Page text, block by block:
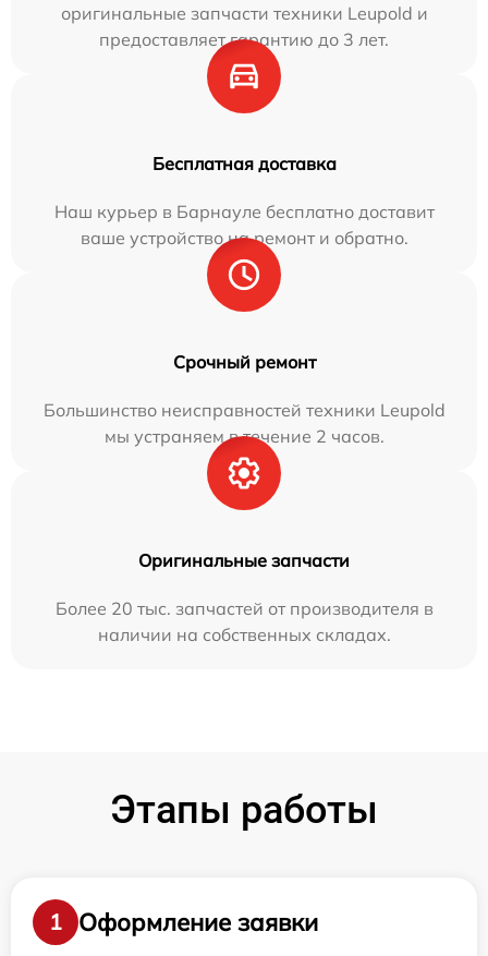
оригинальные запчасти техники Leupold и
предоставляет гарантию до 3 лет.
Бесплатная доставка
Наш курьер в Барнауле бесплатно доставит
ваше устройство на ремонт и обратно.
Срочный ремонт
Большинство неисправностей техники Leupold
мы устраняем в течение 2 часов.
Оригинальные запчасти
Более 20 тыс. запчастей от производителя в
наличии на собственных складах.
Этапы работы
1
Оформление заявки